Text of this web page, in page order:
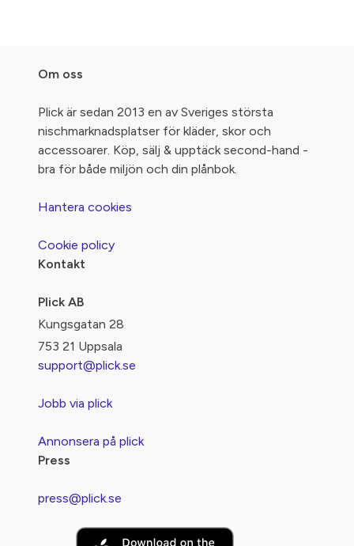
Om oss
Plick är sedan 2013 en av Sveriges största
nischmarknadsplatser för kläder, skor och
accessoarer. Köp, sälj & upptäck second-hand -
bra för både miljön och din plånbok.
Hantera cookies
Cookie policy
Kontakt
Plick AB
Kungsgatan 28
753 21 Uppsala
support@plick.se
Jobb via plick
Annonsera på plick
Press
press@plick.se